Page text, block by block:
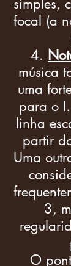
simples,
focal (a
música
uma
para o
linha
partir
Uma
3,
O